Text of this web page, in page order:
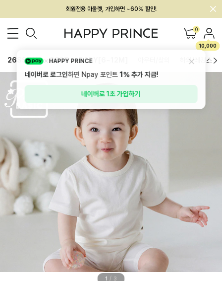
멤버십 최대 28,000원 혜택
0
10,000
26SS 신상 BEST BABY[6~12M] 하의/레깅스
1 / 3
HAPPY PRINCE
네이버로 로그인하면 Npay 포인트1%추가 지급!
네이버로 1초 가입하기